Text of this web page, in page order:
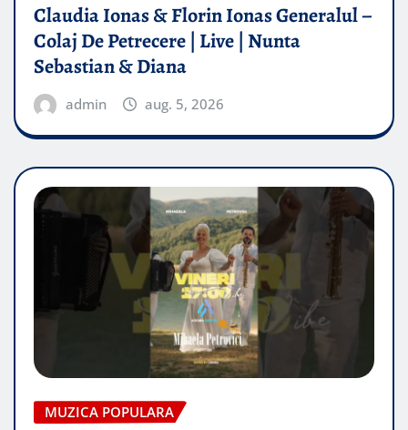
Claudia Ionas & Florin Ionas Generalul –
Colaj De Petrecere | Live | Nunta
Sebastian & Diana
admin aug. 5, 2026
MUZICA POPULARA